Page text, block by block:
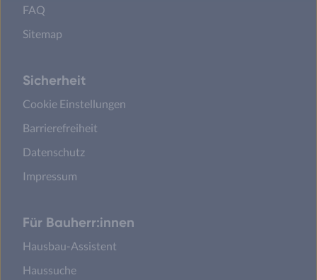
FAQ
Sitemap
Sicherheit
Cookie Einstellungen
Barrierefreiheit
Datenschutz
Impressum
Für Bauherr:innen
Hausbau-Assistent
Haussuche